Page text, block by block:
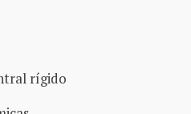
rígido